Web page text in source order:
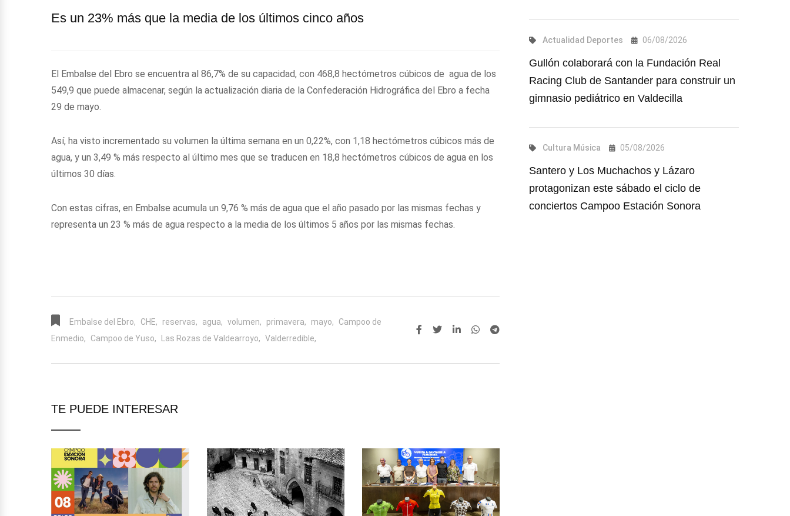
Es un 23% más que la media de los últimos cinco años
El Embalse del Ebro se encuentra al 86,7% de su capacidad, con 468,8 hectómetros cúbicos de agua de los
549,9 que puede almacenar, según la actualización diaria de la Confederación Hidrográfica del Ebro a fecha
29 de mayo.
Así, ha visto incrementado su volumen la última semana en un 0,22%, con 1,18 hectómetros cúbicos más de
agua, y un 3,49 % más respecto al último mes que se traducen en 18,8 hectómetros cúbicos de agua en los
últimos 30 días.
Con estas cifras, en Embalse acumula un 9,76 % más de agua que el año pasado por las mismas fechas y
representa un 23 % más de agua respecto a la media de los últimos 5 años por las mismas fechas.
Embalse del Ebro, CHE, reservas, agua, volumen, primavera, mayo,
Campoo de
Enmedio,
Campoo de Yuso, Las Rozas de Valdearroyo, Valderredible,
TE PUEDE INTERESAR
Actualidad Deportes 06/08/2026
Gullón colaborará con la Fundación Real
Racing Club de Santander para construir un
gimnasio pediátrico en Valdecilla
Cultura Música 05/08/2026
Santero y Los Muchachos y Lázaro
protagonizan este sábado el ciclo de
conciertos Campoo Estación Sonora